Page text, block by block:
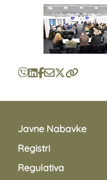
Javne Nabavke
Registri
Regulativa